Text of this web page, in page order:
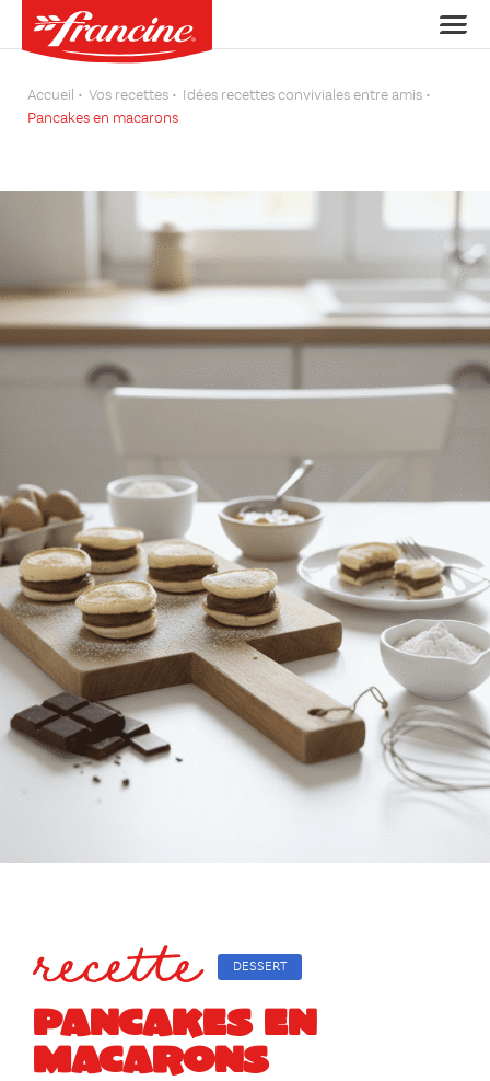
Accueil Vos recettes
Idées recettes conviviales entre amis
Pancakes en macarons
recette DESSERT
PANCAKES EN
MACARONS